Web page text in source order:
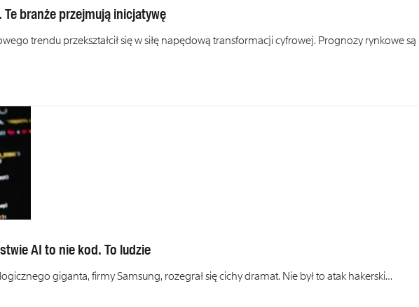
branże przejmują inicjatywę
trendu przekształcił się w siłę napędową transformacji cyfrowej. Prognozy rynkowe są
AI to nie kod. To ludzie
giganta, firmy Samsung, rozegrał się cichy dramat. Nie był to atak hakerski…